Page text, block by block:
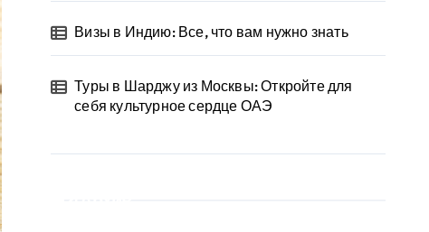
Визы в Индию: Все, что вам нужно знать
Туры в Шарджу из Москвы: Откройте для
себя культурное сердце ОАЭ